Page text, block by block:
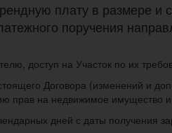
плату в размере
поручения
доступ на Участок по их
Договора (изменений и
прав на недвижимое имущество
дней с даты получения